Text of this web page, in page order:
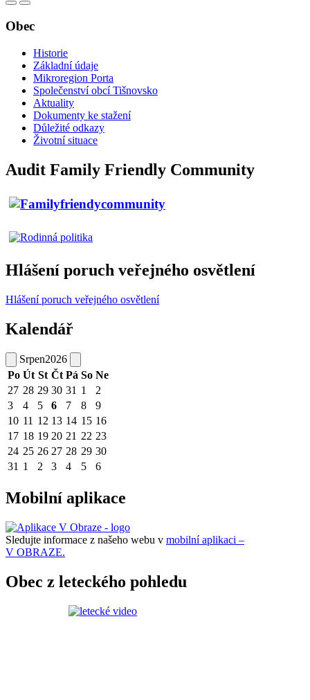
Obec
Historie
Základní údaje
Mikroregion Porta
Společenství obcí Tišnovsko
Aktuality
Dokumenty ke stažení
Důležité odkazy
Životní situace
Audit Family Friendly Community
Hlášení poruch veřejného osvětlení
Hlášení poruch veřejného osvětlení
Kalendář
Srpen2026
Po Út St Čt Pá So Ne
27 28 29 30 31 1
2
3
4 5 6 7 8
9
10 11 12 13 14 15 16
17 18 19 20 21 22 23
24 25 26 27 28 29 30
31 1 2 3 4 5 6
Mobilní aplikace
Sledujte informace z našeho webu v mobilní aplikaci –
V OBRAZE.
Obec z leteckého pohledu